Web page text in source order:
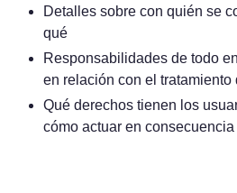
Detalles sobre con quién se
qué
Responsabilidades de todo
en relación con el tratamiento
Qué derechos tienen los
cómo actuar en consecuencia